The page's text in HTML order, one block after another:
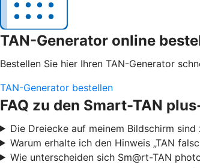
TAN-Generator online
Bestellen Sie hier Ihren TAN-Generator
TAN-Generator bestellen
FAQ zu den Smart-TAN
Die Dreiecke auf meinem Bildschirm
Warum erhalte ich den Hinweis „TAN
Wie unterscheiden sich Sm@rt-TAN